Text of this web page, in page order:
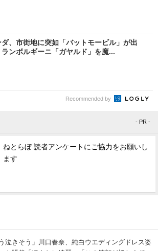
、市街地に突如「バットモービル」が出
ンボルギーニ「ガヤルド」を魔...
Recommended by
- PR -
ねとらぼ 読者アンケートにご協力をお願いし
ます
う泣きそう」川口春奈、純白ウエディングドレス姿